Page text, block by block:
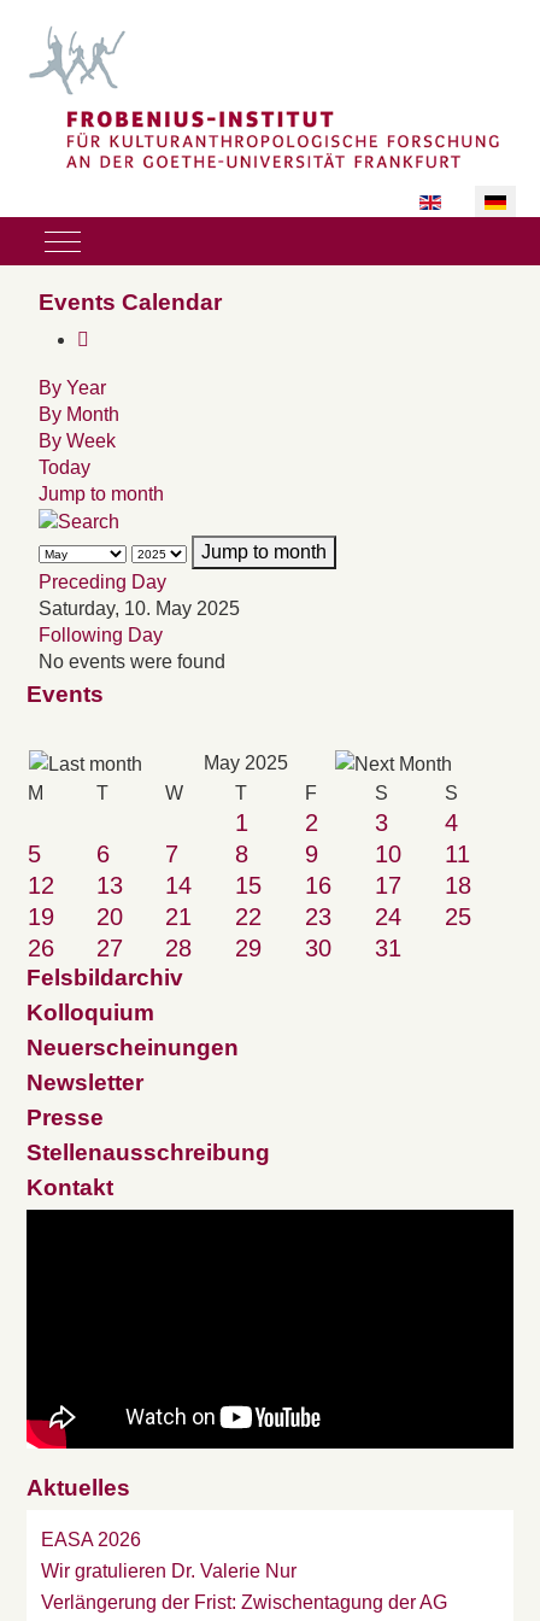
Sprache
Mobile Menu Toggle
Events Calendar
By Year
By Month
By Week
Today
Jump to month
Jump to month
Preceding Day
Saturday, 10. May 2025
Following Day
No events were found
Events
May 2025
M T W T F S S
1 2 3
4
5
6 7 8 9 10
11
12
13 14 15 16 17
18
19
20 21 22 23 24
25
26
27 28 29 30 31
Felsbildarchiv
Kolloquium
Neuerscheinungen
Newsletter
Presse
Stellenausschreibung
Kontakt
Aktuelles
EASA 2026
Wir gratulieren Dr. Valerie Nur
Verlängerung der Frist: Zwischentagung der AG